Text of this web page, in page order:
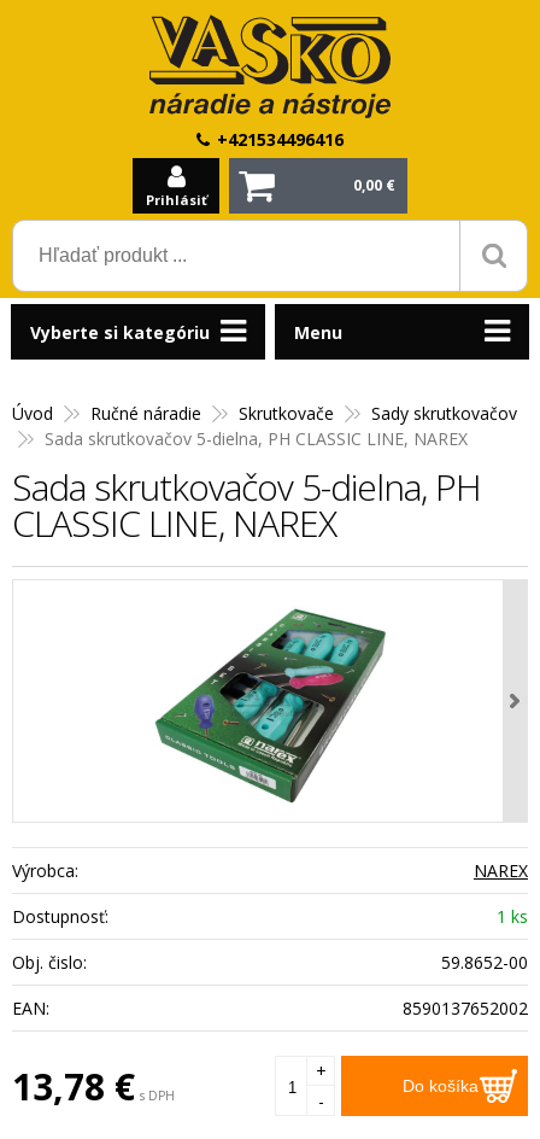
+421534496416
Prihlásiť
0,00 €
Úvod Ručné náradie Skrutkovače
Sady skrutkovačov
Sada skrutkovačov 5-dielna, PH CLASSIC LINE, NAREX
Sada skrutkovačov 5-dielna, PH
CLASSIC LINE, NAREX
Výrobca:
NAREX
Dostupnosť:
1 ks
Obj. čislo:
59.8652-00
EAN:
8590137652002
13,78 € s DPH Do košíka
+
-
Vyberte si kategóriu Menu